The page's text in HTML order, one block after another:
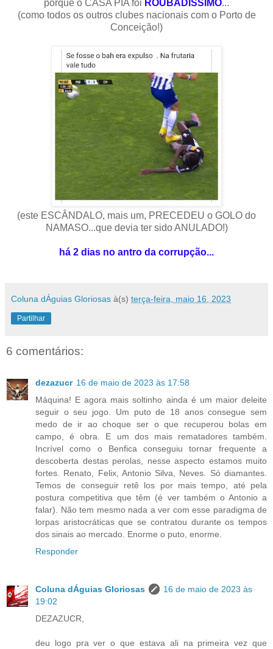
porque o CASA PIA foi ROUBADÍSSIMO...
(como todos os outros clubes nacionais com o Porto de
Conceição!)
(este ESCÂNDALO, mais um, PRECEDEU o GOLO do
NAMASO...que devia ter sido ANULADO!)
há 2 dias no antro da corrupção...
Coluna dÁguias Gloriosas à(s) terça-feira, maio 16, 2023
Partilhar
6 comentários:
dezazucr 16 de maio de 2023 às 17:58
Máquina! E agora mais soltinho ainda é um maior deleite
seguir o seu jogo. Um puto de 18 anos consegue sem
medo de ir ao choque ser o que recuperou bolas em
campo, é obra. E um dos mais rematadores também.
Incrível como o Benfica conseguiu tornar frequente a
descoberta destas perolas, nesse aspecto estamos muito
fortes. Renato, Felix, Antonio Silva, Neves. Só diamantes.
Temos de conseguir retê los por mais tempo, até pela
postura competitiva que têm (é ver também o Antonio a
falar). Não tem mesmo nada a ver com esse paradigma de
lorpas aristocráticas que se contratou durante os tempos
dos sinais ao mercado. Enorme o puto, enorme.
Responder
Coluna dÁguias Gloriosas
16 de maio de 2023 às
19:02
DEZAZUCR,
deu logo pra ver o que estava ali na primeira vez que